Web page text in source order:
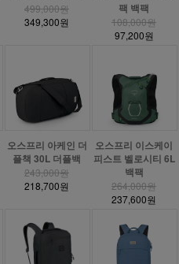
499,000원
349,300원
팩 백팩
108,000원
97,200원
오스프리 아케인 더
플책 30L 더플백
243,000원
218,700원
오스프리 이스케이
피스트 벨로시티 6L
백팩
264,000원
237,600원